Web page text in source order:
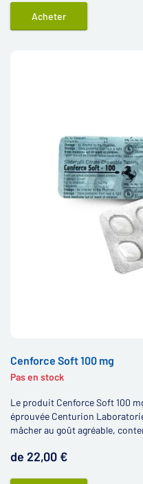
Acheter
Cenforce Soft 100 mg
Pas en stock
Le produit Cenforce Soft 100
éprouvée Centurion
mâcher au goût agréable,
de 22,00 €